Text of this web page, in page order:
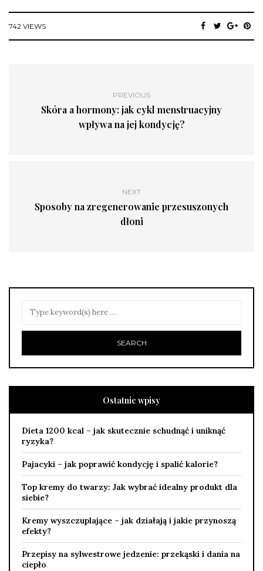
742 VIEWS
PREVIOUS
Skóra a hormony: jak cykl menstruacyjny
wpływa na jej kondycję?
NEXT
Sposoby na zregenerowanie przesuszonych
dłoni
Ostatnie wpisy
Dieta 1200 kcal – jak skutecznie schudnąć i uniknąć
ryzyka?
Pajacyki – jak poprawić kondycję i spalić kalorie?
Top kremy do twarzy: Jak wybrać idealny produkt dla
siebie?
Kremy wyszczuplające – jak działają i jakie przynoszą
efekty?
Przepisy na sylwestrowe jedzenie: przekąski i dania na
ciepło